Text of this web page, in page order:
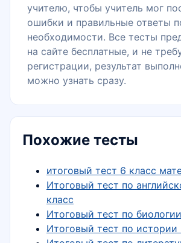
учителю, чтобы учитель мог
ошибки и правильные ответы
необходимости. Все тесты
на сайте бесплатные, и не
регистрации, результат
можно узнать сразу.
Похожие тесты
итоговый тест 6 класс
Итоговый тест по
класс
Итоговый тест по
Итоговый тест по истории